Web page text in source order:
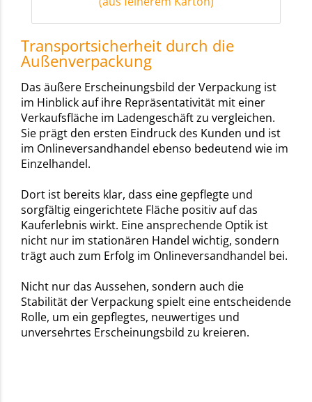
Transportsicherheit durch die
Außenverpackung
Das äußere Erscheinungsbild der Verpackung ist
im Hinblick auf ihre Repräsentativität mit einer
Verkaufsfläche im Ladengeschäft zu vergleichen.
Sie prägt den ersten Eindruck des Kunden und ist
im Onlineversandhandel ebenso bedeutend wie im
Einzelhandel.
Dort ist bereits klar, dass eine gepflegte und
sorgfältig eingerichtete Fläche positiv auf das
Kauferlebnis wirkt. Eine ansprechende Optik ist
nicht nur im stationären Handel wichtig, sondern
trägt auch zum Erfolg im Onlineversandhandel bei.
Nicht nur das Aussehen, sondern auch die
Stabilität der Verpackung spielt eine entscheidende
Rolle, um ein gepflegtes, neuwertiges und
unversehrtes Erscheinungsbild zu kreieren.